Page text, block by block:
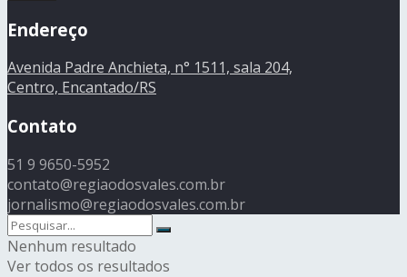
Endereço
Avenida Padre Anchieta, n° 1511, sala 204,
Centro, Encantado/RS
Contato
51 9 9650-5952
contato@regiaodosvales.com.br
jornalismo@regiaodosvales.com.br
Nenhum resultado
Ver todos os resultados